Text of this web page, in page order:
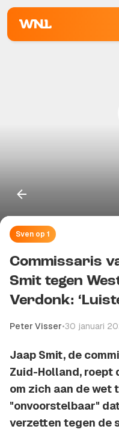
Sven op 1
Commissaris
Smit tegen
Verdonk:
Peter Visser•30 januari
Jaap Smit, de
Zuid-Holland, roept
om zich aan de wet
"onvoorstelbaar"
verzetten tegen de